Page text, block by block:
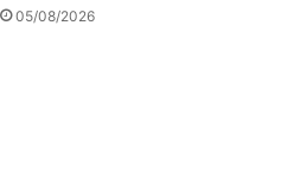
05/08/2026